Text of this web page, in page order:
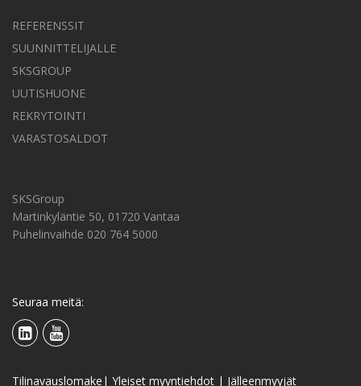
REFERENSSIT
SUUNNITTELIJALLE
SKSGROUP
UUTISHUONE
REKRYTOINTI
VARASTOSALDOT
SKSGroup
Martinkyläntie 50, 01720 Vantaa
Puhelinvaihde 020 764 5000
Seuraa meitä:
Tilinavauslomake | Yleiset myyntiehdot | Jälleenmyyjät